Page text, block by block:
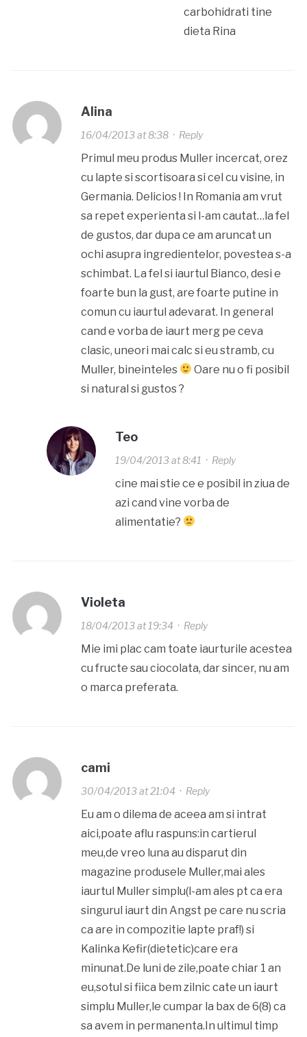
carbohidrati tine
dieta Rina
Alina
16/04/2013 at 8:38· Reply
Primul meu produs Muller incercat, orez
cu lapte si scortisoara si cel cu visine, in
Germania. Delicios ! In Romania am vrut
sa repet experienta si l-am cautat…la fel
de gustos, dar dupa ce am aruncat un
ochi asupra ingredientelor, povestea s-a
schimbat. La fel si iaurtul Bianco, desi e
foarte bun la gust, are foarte putine in
comun cu iaurtul adevarat. In general
cand e vorba de iaurt merg pe ceva
clasic, uneori mai calc si eu stramb, cu
Muller, bineinteles
Oare nu o fi posibil
si natural si gustos ?
Teo
19/04/2013 at 8:41 · Reply
cine mai stie ce e posibil in ziua de
azi cand vine vorba de
alimentatie?
Violeta
18/04/2013 at 19:34· Reply
Mie imi plac cam toate iaurturile acestea
cu fructe sau ciocolata, dar sincer, nu am
o marca preferata.
cami
30/04/2013 at 21:04· Reply
Eu am o dilema de aceea am si intrat
aici,poate aflu raspuns:in cartierul
meu,de vreo luna au disparut din
magazine produsele Muller,mai ales
iaurtul Muller simplu(l-am ales pt ca era
singurul iaurt din Angst pe care nu scria
ca are in compozitie lapte praf!) si
Kalinka Kefir(dietetic)care era
minunat.De luni de zile,poate chiar 1 an
eu,sotul si fiica bem zilnic cate un iaurt
simplu Muller,le cumpar la bax de 6(8) ca
sa avem in permanenta.In ultimul timp